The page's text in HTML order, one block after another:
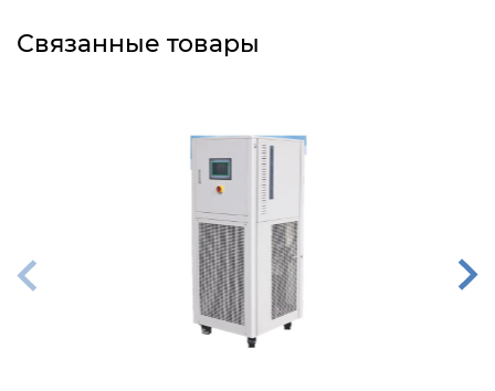
Вакуумно-компрессионный химический
Реакторы
стеклянные
Лабораторные стеклянные реакторы с
Связанные товары